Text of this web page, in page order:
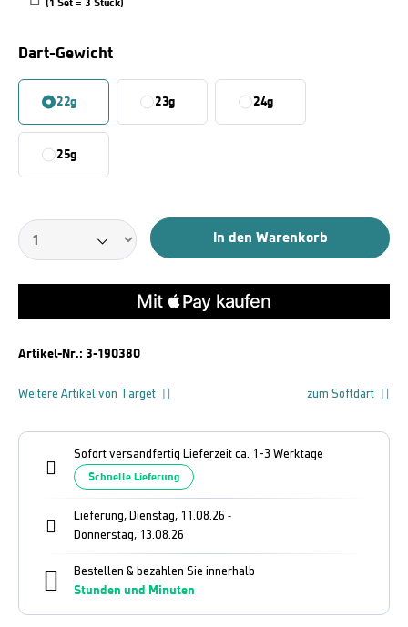
(1 Set = 3 Stück)
Dart-GewichtAuswählen
22g 23g 24g
25g
In den Warenkorb
Artikel-Nr.: 3-190380
Weitere Artikel von Target zum Softdart
Sofort versandfertig Lieferzeit ca. 1-3 Werktage
Schnelle Lieferung
Lieferung, Dienstag, 11.08.26 -
Donnerstag, 13.08.26
Bestellen & bezahlen Sie innerhalb
Stunden und Minuten